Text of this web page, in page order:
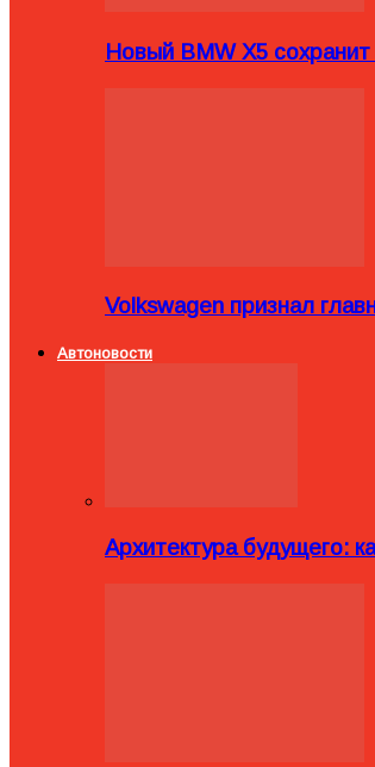
Новый BMW X5
Volkswagen признал
Автоновости
Архитектура будущего: